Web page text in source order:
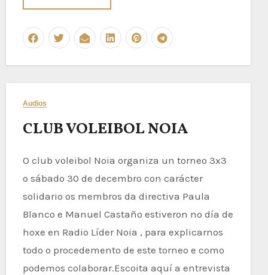
Audios
CLUB VOLEIBOL NOIA
O club voleibol Noia organiza un torneo 3x3
o sábado 30 de decembro con carácter
solidario os membros da directiva Paula
Blanco e Manuel Castaño estiveron no día de
hoxe en Radio Líder Noia , para explicarnos
todo o procedemento de este torneo e como
podemos colaborar.Escoita aquí a entrevista